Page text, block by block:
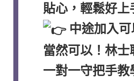
貼心，輕鬆好上
中途加入可
當然可以！林士
一對一守把手教